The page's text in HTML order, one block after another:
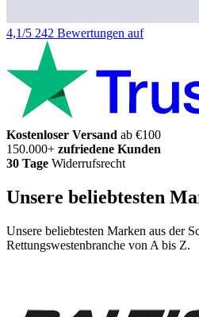
4,1/5 242 Bewertungen auf
Kostenloser Versand ab €100
150.000+ zufriedene Kunden
30 Tage Widerrufsrecht
Unsere beliebtesten
Unsere beliebtesten Marken aus der
Rettungswestenbranche von A bis Z.